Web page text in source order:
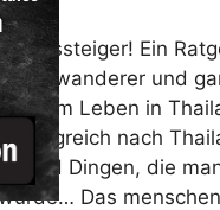
Aussteiger! Ein
Auswanderer und
Vom Leben in
erfolgreich nach
und Dingen, die
Das